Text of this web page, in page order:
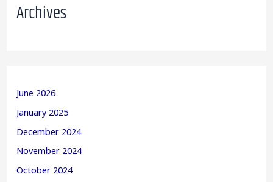
Archives
June 2026
January 2025
December 2024
November 2024
October 2024